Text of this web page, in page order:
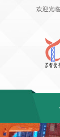
欢迎光